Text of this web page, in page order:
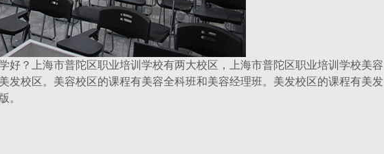
？上海市普陀区职业培训学校有两大校区，上海市普陀区职业培训学校美容
发校区。美容校区的课程有美容全科班和美容经理班。美发校区的课程有美发
。